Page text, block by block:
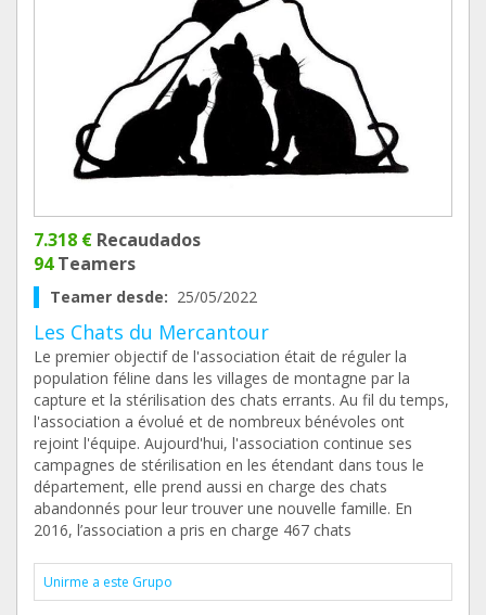
7.318 € Recaudados
94Teamers
Teamer desde: 25/05/2022
Les Chats du Mercantour
Le premier objectif de l'association était de réguler la
population féline dans les villages de montagne par la
capture et la stérilisation des chats errants. Au fil du temps,
l'association a évolué et de nombreux bénévoles ont
rejoint l'équipe. Aujourd'hui, l'association continue ses
campagnes de stérilisation en les étendant dans tous le
département, elle prend aussi en charge des chats
abandonnés pour leur trouver une nouvelle famille. En
2016, l’association a pris en charge 467 chats
Unirme a este Grupo